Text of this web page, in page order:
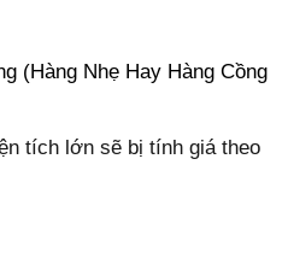
(Hàng Nhẹ Hay Hàng Cồng
tích lớn sẽ bị tính giá theo